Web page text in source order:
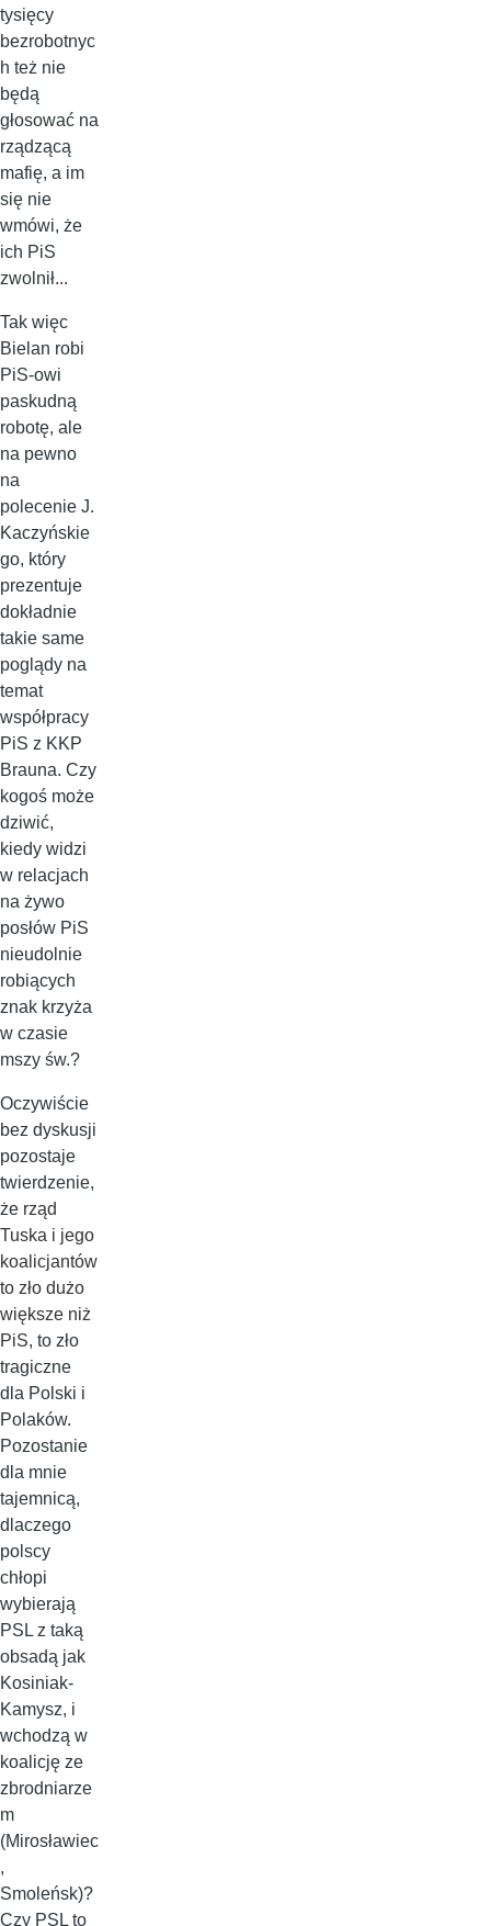
tysięcy
bezrobotnyc
h też nie
będą
głosować na
rządzącą
mafię, a im
się nie
wmówi, że
ich PiS
zwolnił...
Tak więc
Bielan robi
PiS-owi
paskudną
robotę, ale
na pewno
na
polecenie J.
Kaczyńskie
go, który
prezentuje
dokładnie
takie same
poglądy na
temat
współpracy
PiS z KKP
Brauna. Czy
kogoś może
dziwić,
kiedy widzi
w relacjach
na żywo
posłów PiS
nieudolnie
robiących
znak krzyża
w czasie
mszy św.?
Oczywiście
bez dyskusji
pozostaje
twierdzenie,
że rząd
Tuska i jego
koalicjantów
to zło dużo
większe niż
PiS, to zło
tragiczne
dla Polski i
Polaków.
Pozostanie
dla mnie
tajemnicą,
dlaczego
polscy
chłopi
wybierają
PSL z taką
obsadą jak
Kosiniak-
Kamysz, i
wchodzą w
koalicję ze
zbrodniarze
m
(Mirosławiec
,
Smoleńsk)?
Czy PSL to